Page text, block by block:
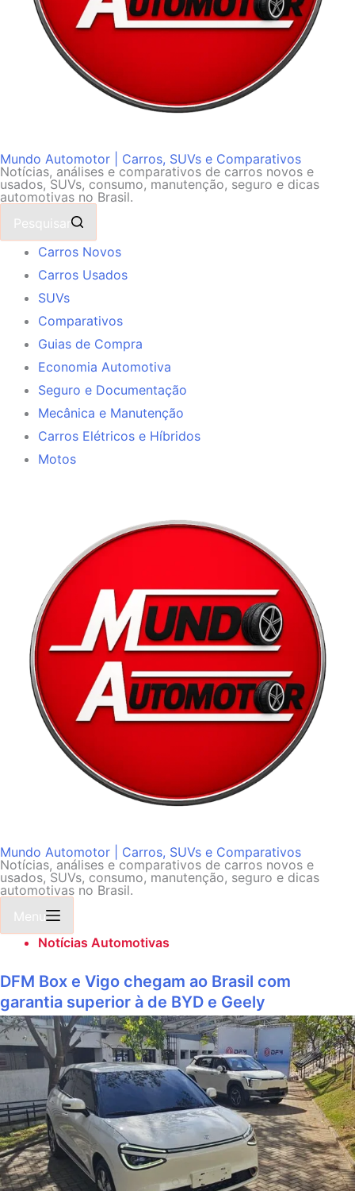
Mundo Automotor | Carros, SUVs e Comparativos
Notícias, análises e comparativos de carros novos e
usados, SUVs, consumo, manutenção, seguro e dicas
automotivas no Brasil.
Pesquisar
Carros Novos
Carros Usados
SUVs
Comparativos
Guias de Compra
Economia Automotiva
Seguro e Documentação
Mecânica e Manutenção
Carros Elétricos e Híbridos
Motos
Mundo Automotor | Carros, SUVs e Comparativos
Notícias, análises e comparativos de carros novos e
usados, SUVs, consumo, manutenção, seguro e dicas
automotivas no Brasil.
Menu
Notícias Automotivas
DFM Box e Vigo chegam ao Brasil com
garantia superior à de BYD e Geely